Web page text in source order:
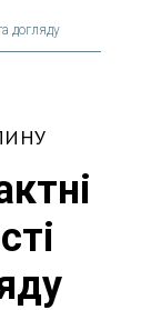
догляду